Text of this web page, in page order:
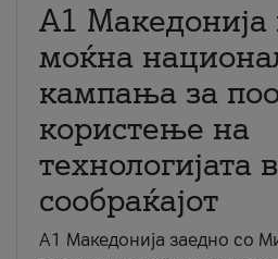
A1 Македонија
моќна
кампања за
користење на
технологијата
сообраќајот
A1 Македонија заедно со